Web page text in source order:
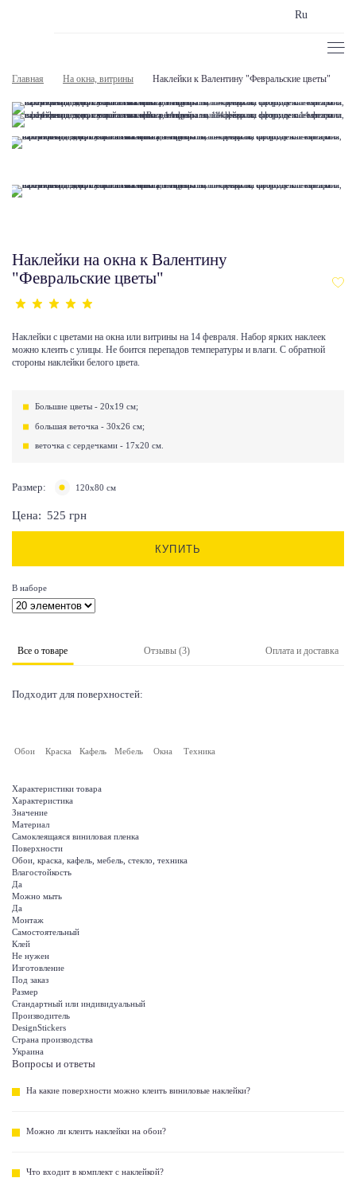
Ru
Главная На окна, витрины Наклейки к Валентину "Февральские цветы"
Наклейки на окна к Валентину
"Февральские цветы"
Наклейки с цветами на окна или витрины на 14 февраля. Набор ярких наклеек
можно клеить с улицы. Не боится перепадов температуры и влаги. С обратной
стороны наклейки белого цвета.
Большие цветы - 20х19 см;
большая веточка - 30х26 см;
веточка с сердечками - 17х20 см.
Размер: 120х80 см
Цена: 525 грн
КУПИТЬ
В наборе
Все о товаре Отзывы (3) Оплата и доставка
Подходит для поверхностей:
Обои Краска Кафель Мебель Окна Техника
Характеристики товара
Характеристика
Значение
Материал
Самоклеящаяся виниловая пленка
Поверхности
Обои, краска, кафель, мебель, стекло, техника
Влагостойкость
Да
Можно мыть
Да
Монтаж
Самостоятельный
Клей
Не нужен
Изготовление
Под заказ
Размер
Стандартный или индивидуальный
Производитель
DesignStickers
Страна производства
Украина
Вопросы и ответы
На какие поверхности можно клеить виниловые наклейки?
Можно ли клеить наклейки на обои?
Что входит в комплект с наклейкой?